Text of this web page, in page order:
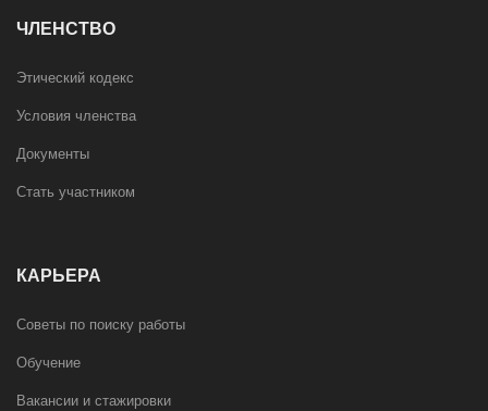
ЧЛЕНСТВО
Этический кодекс
Условия членства
Документы
Стать участником
КАРЬЕРА
Советы по поиску работы
Обучение
Вакансии и стажировки